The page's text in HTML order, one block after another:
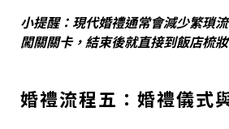
小提醒：現代婚禮通常會減少繁瑣
闖關關卡，結束後就直接到飯店梳
婚禮流程五：婚禮儀式